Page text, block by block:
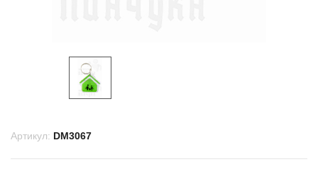
Артикул: DM3067